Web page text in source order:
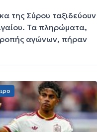
της Σύρου ταξιδεύουν
Τα πληρώματα,
αγώνων, πήραν